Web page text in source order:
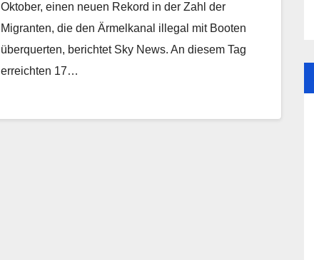
Oktober, einen neuen Rekord in der Zahl der
Migranten, die den Ärmelkanal illegal mit Booten
überquerten, berichtet Sky News. An diesem Tag
erreichten 17…